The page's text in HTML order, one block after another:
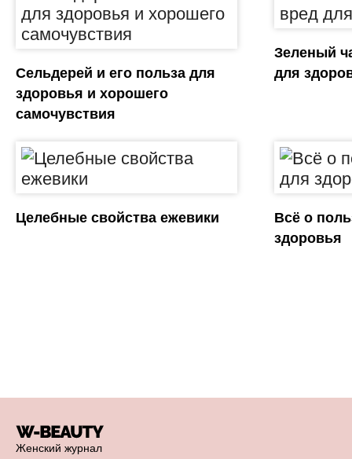
Сельдерей и его польза для
здоровья и хорошего
самочувствия
Зеленый
для
Целебные свойства ежевики
Всё о
здоровья
Женский журнал